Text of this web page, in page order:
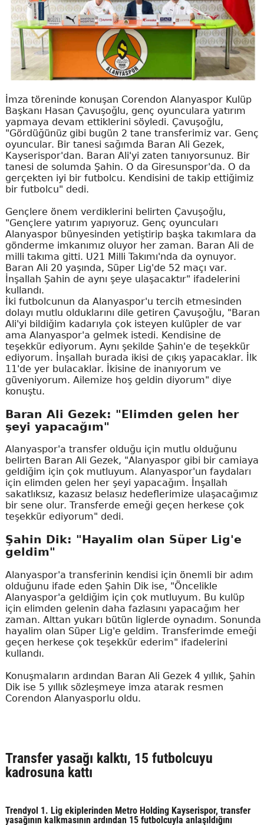
İmza töreninde konuşan Corendon Alanyaspor Kulüp
Başkanı Hasan Çavuşoğlu, genç oyunculara yatırım
yapmaya devam ettiklerini söyledi. Çavuşoğlu,
"Gördüğünüz gibi bugün 2 tane transferimiz var. Genç
oyuncular. Bir tanesi sağımda Baran Ali Gezek,
Kayserispor'dan. Baran Ali'yi zaten tanıyorsunuz. Bir
tanesi de solumda Şahin. O da Giresunspor'da. O da
gerçekten iyi bir futbolcu. Kendisini de takip ettiğimiz
bir futbolcu" dedi.
Gençlere önem verdiklerini belirten Çavuşoğlu,
"Gençlere yatırım yapıyoruz. Genç oyuncuları
Alanyaspor bünyesinden yetiştirip başka takımlara da
gönderme imkanımız oluyor her zaman. Baran Ali de
milli takıma gitti. U21 Milli Takımı'nda da oynuyor.
Baran Ali 20 yaşında, Süper Lig'de 52 maçı var.
İnşallah Şahin de aynı şeye ulaşacaktır" ifadelerini
kullandı.
İki futbolcunun da Alanyaspor'u tercih etmesinden
dolayı mutlu olduklarını dile getiren Çavuşoğlu, "Baran
Ali'yi bildiğim kadarıyla çok isteyen kulüpler de var
ama Alanyaspor'a gelmek istedi. Kendisine de
teşekkür ediyorum. Aynı şekilde Şahin'e de teşekkür
ediyorum. İnşallah burada ikisi de çıkış yapacaklar. İlk
11'de yer bulacaklar. İkisine de inanıyorum ve
güveniyorum. Ailemize hoş geldin diyorum" diye
konuştu.
Baran Ali Gezek: "Elimden gelen her
şeyi yapacağım"
Alanyaspor'a transfer olduğu için mutlu olduğunu
belirten Baran Ali Gezek, "Alanyaspor gibi bir camiaya
geldiğim için çok mutluyum. Alanyaspor'un faydaları
için elimden gelen her şeyi yapacağım. İnşallah
sakatlıksız, kazasız belasız hedeflerimize ulaşacağımız
bir sene olur. Transferde emeği geçen herkese çok
teşekkür ediyorum" dedi.
Şahin Dik: "Hayalim olan Süper Lig'e
geldim"
Alanyaspor'a transferinin kendisi için önemli bir adım
olduğunu ifade eden Şahin Dik ise, "Öncelikle
Alanyaspor'a geldiğim için çok mutluyum. Bu kulüp
için elimden gelenin daha fazlasını yapacağım her
zaman. Alttan yukarı bütün liglerde oynadım. Sonunda
hayalim olan Süper Lig'e geldim. Transferimde emeği
geçen herkese çok teşekkür ederim" ifadelerini
kullandı.
Konuşmaların ardından Baran Ali Gezek 4 yıllık, Şahin
Dik ise 5 yıllık sözleşmeye imza atarak resmen
Corendon Alanyasporlu oldu.
Transfer yasağı kalktı, 15 futbolcuyu
kadrosuna kattı
Trendyol 1. Lig ekiplerinden Metro Holding Kayserispor, transfer
yasağının kalkmasının ardından 15 futbolcuyla anlaşıldığını